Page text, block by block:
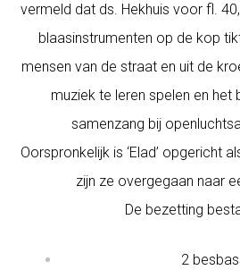
vermeld dat ds. Hekhuis voor fl.
blaasinstrumenten op de kop
mensen van de straat en uit de
muziek te leren spelen en het
samenzang bij
Oorspronkelijk is ‘Elad’ opgericht
zijn ze overgegaan naar
De bezetting
2